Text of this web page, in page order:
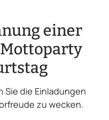
einer
Sie die Einladungen
zu wecken.